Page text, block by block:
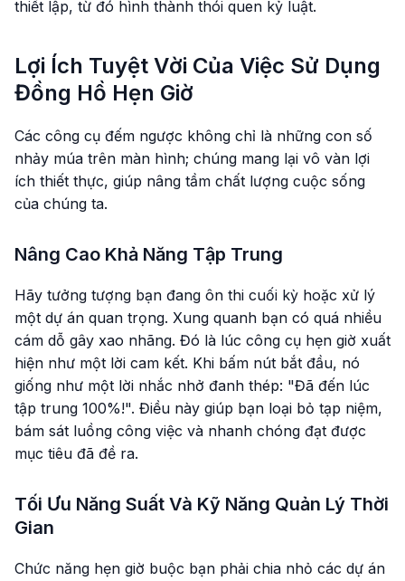
thiết lập, từ đó hình thành thói quen kỷ luật.
Lợi Ích Tuyệt Vời Của Việc Sử Dụng
Đồng Hồ Hẹn Giờ
Các công cụ đếm ngược không chỉ là những con số
nhảy múa trên màn hình; chúng mang lại vô vàn lợi
ích thiết thực, giúp nâng tầm chất lượng cuộc sống
của chúng ta.
Nâng Cao Khả Năng Tập Trung
Hãy tưởng tượng bạn đang ôn thi cuối kỳ hoặc xử lý
một dự án quan trọng. Xung quanh bạn có quá nhiều
cám dỗ gây xao nhãng. Đó là lúc công cụ hẹn giờ xuất
hiện như một lời cam kết. Khi bấm nút bắt đầu, nó
giống như một lời nhắc nhở đanh thép: "Đã đến lúc
tập trung 100%!". Điều này giúp bạn loại bỏ tạp niệm,
bám sát luồng công việc và nhanh chóng đạt được
mục tiêu đã đề ra.
Tối Ưu Năng Suất Và Kỹ Năng Quản Lý Thời
Gian
Chức năng hẹn giờ buộc bạn phải chia nhỏ các dự án